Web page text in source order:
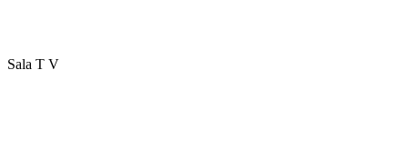
Sala T V